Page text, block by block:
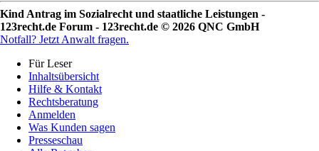
Kind Antrag im Sozialrecht und staatliche Leistungen -
123recht.de Forum - 123recht.de © 2026 QNC GmbH
Notfall? Jetzt Anwalt fragen.
Für Leser
Inhaltsübersicht
Hilfe & Kontakt
Rechtsberatung
Anmelden
Was Kunden sagen
Presseschau